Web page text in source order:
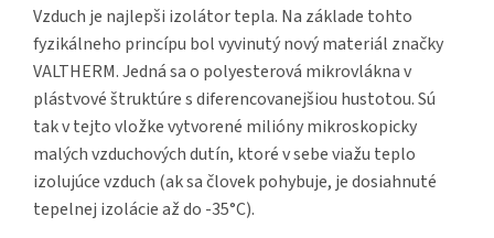
Vzduch je najlepši izolátor tepla. Na základe tohto
fyzikálneho princípu bol vyvinutý nový materiál značky
VALTHERM. Jedná sa o polyesterová mikrovlákna v
plástvové štruktúre s diferencovanejšiou hustotou. Sú
tak v tejto vložke vytvorené milióny mikroskopicky
malých vzduchových dutín, ktoré v sebe viažu teplo
izolujúce vzduch (ak sa človek pohybuje, je dosiahnuté
tepelnej izolácie až do -35°C).